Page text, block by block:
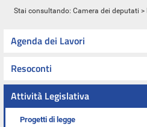
Stai consultando: Camera dei deputati >
Agenda dei Lavori
Resoconti
Attività Legislativa
Progetti di legge